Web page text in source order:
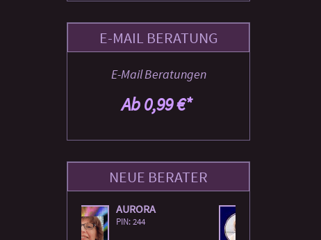
E-MAIL BERATUNG
E-Mail Beratungen
Ab 0,99 €*
NEUE BERATER
ASENA
PIN: 209